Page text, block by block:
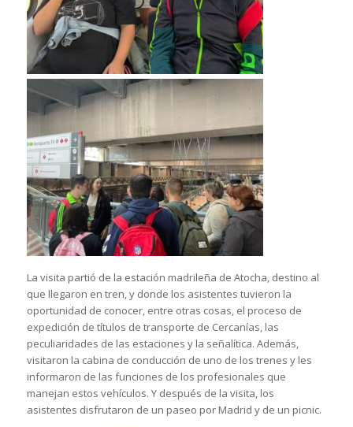
La visita partió de la estación madrileña de Atocha, destino al
que llegaron en tren, y donde los asistentes tuvieron la
oportunidad de conocer, entre otras cosas, el proceso de
expedición de títulos de transporte de Cercanías, las
peculiaridades de las estaciones y la señalítica. Además,
visitaron la cabina de conducción de uno de los trenes y les
informaron de las funciones de los profesionales que
manejan estos vehículos. Y después de la visita, los
asistentes disfrutaron de un paseo por Madrid y de un picnic.